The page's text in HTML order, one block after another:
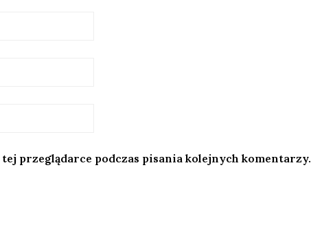
przeglądarce podczas pisania kolejnych komentarzy.